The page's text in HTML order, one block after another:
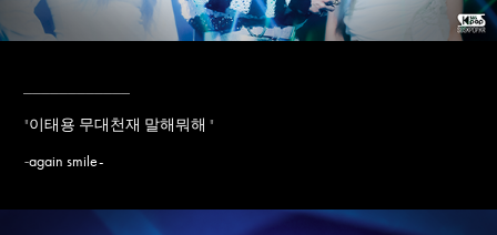
"이태용 무대천재 말해뭐해 "
-again smile-